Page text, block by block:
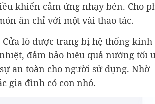
khiển cảm ứng nhạy bén. Cho
ăn chỉ với một vài thao tác.
Cửa lò được trang bị hệ thống kính
đảm bảo hiệu quả nướng tối
an toàn cho người sử dụng. Nhờ
gia đình có con nhỏ.